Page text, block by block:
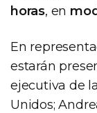
horas, en
En
estarán
ejecutiva de
Unidos;